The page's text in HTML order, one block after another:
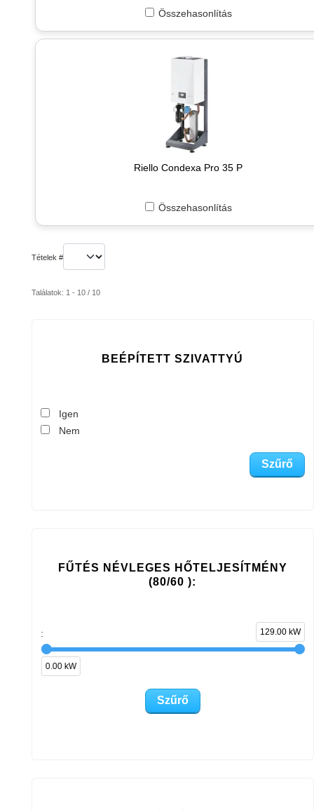
BEÉPÍTETT SZIVATTYÚ
Igen
Nem
FŰTÉS NÉVLEGES HŐTELJESÍTMÉNY
(80/60 ):
:
0.00 kW
129.00 kW
Összehasonlítás
Riello Condexa Pro 35 P
Összehasonlítás
Tételek #
Találatok: 1 - 10 / 10